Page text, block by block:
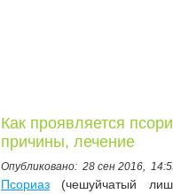
Как проявляется
причины, лечение
Опубликовано: 28 сен 2016,
Псориаз (чешуйчатый